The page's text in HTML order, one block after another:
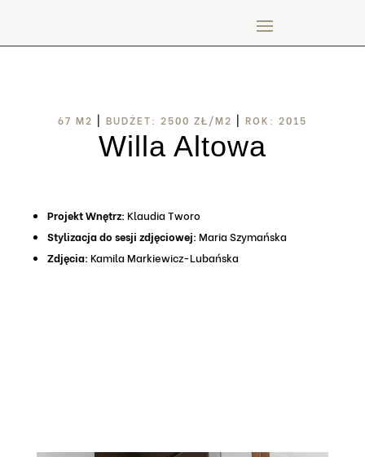
67 M2 BUDŻET: 2500 ZŁ/M2 ROK: 2015
Willa Altowa
Projekt Wnętrz: Klaudia Tworo
Stylizacja do sesji zdjęciowej: Maria Szymańska
Zdjęcia: Kamila Markiewicz-Lubańska